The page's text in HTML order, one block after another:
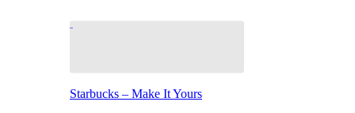
Starbucks – Make It Yours